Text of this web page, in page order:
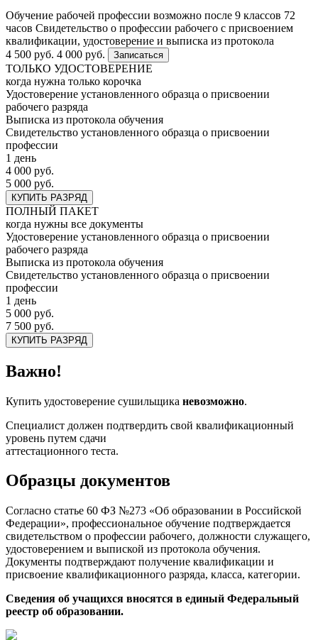
Обучение рабочей профессии возможно после 9 классов 72
часов Свидетельство о профессии рабочего с присвоением
квалификации, удостоверение и выписка из протокола
4 500 руб. 4 000 руб. Записаться
ТОЛЬКО УДОСТОВЕРЕНИЕ
когда нужна только корочка
Удостоверение установленного образца о присвоении
рабочего разряда
Выписка из протокола обучения
Свидетельство установленного образца о присвоении
профессии
1 день
4 000 руб.
5 000 руб.
КУПИТЬ РАЗРЯД
ПОЛНЫЙ ПАКЕТ
когда нужны все документы
Удостоверение установленного образца о присвоении
рабочего разряда
Выписка из протокола обучения
Свидетельство установленного образца о присвоении
профессии
1 день
5 000 руб.
7 500 руб.
КУПИТЬ РАЗРЯД
Важно!
Купить удостоверение сушильщика невозможно.
Специалист должен подтвердить свой квалификационный
уровень путем сдачи
аттестационного теста.
Образцы документов
Согласно статье 60 ФЗ №273 «Об образовании в Российской
Федерации», профессиональное обучение подтверждается
свидетельством о профессии рабочего, должности служащего,
удостоверением и выпиской из протокола обучения.
Документы подтверждают получение квалификации и
присвоение квалификационного разряда, класса, категории.
Сведения об учащихся вносятся в единый Федеральный
реестр об образовании.